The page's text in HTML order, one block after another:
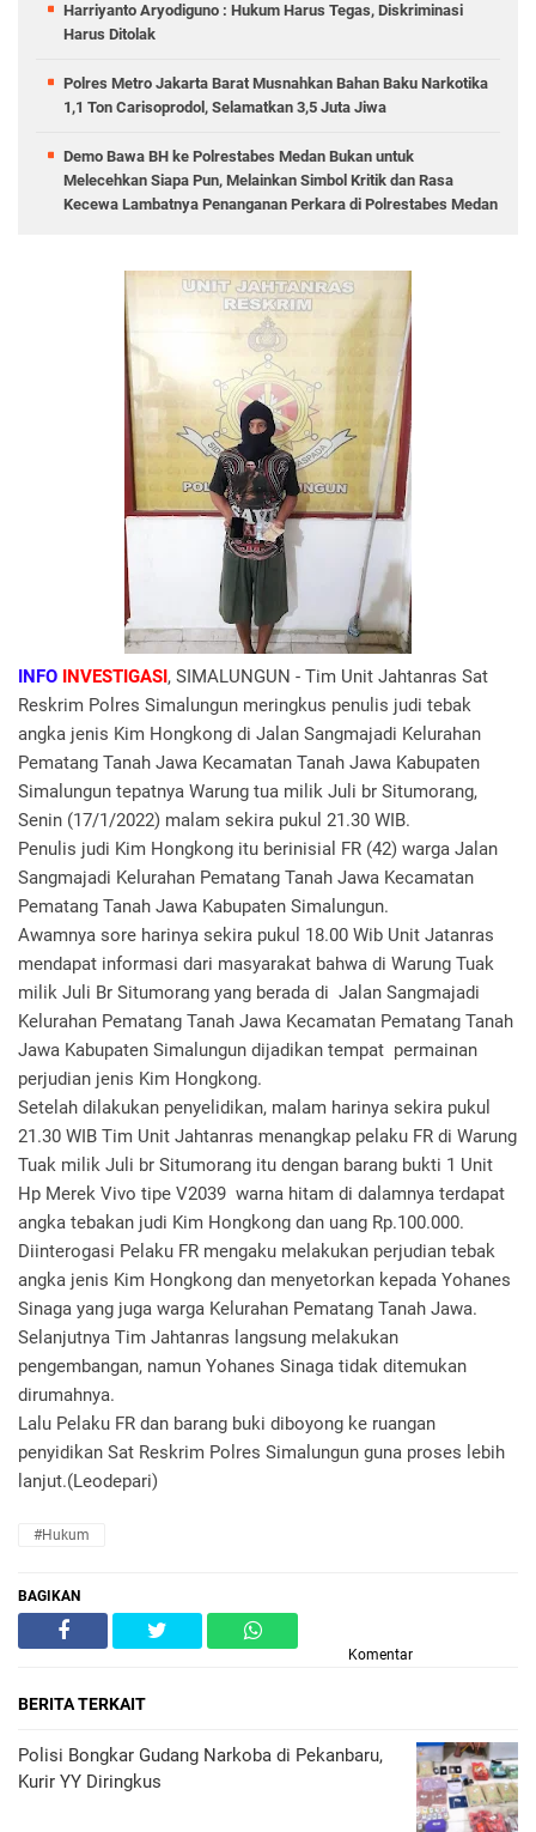
Harriyanto Aryodiguno : Hukum Harus Tegas, Diskriminasi
Harus Ditolak
Polres Metro Jakarta Barat Musnahkan Bahan Baku Narkotika
1,1 Ton Carisoprodol, Selamatkan 3,5 Juta Jiwa
Demo Bawa BH ke Polrestabes Medan Bukan untuk
Melecehkan Siapa Pun, Melainkan Simbol Kritik dan Rasa
Kecewa Lambatnya Penanganan Perkara di Polrestabes Medan
INFO INVESTIGASI , SIMALUNGUN - Tim Unit Jahtanras Sat
Reskrim Polres Simalungun meringkus penulis judi tebak
angka jenis Kim Hongkong di Jalan Sangmajadi Kelurahan
Pematang Tanah Jawa Kecamatan Tanah Jawa Kabupaten
Simalungun tepatnya Warung tua milik Juli br Situmorang,
Senin (17/1/2022) malam sekira pukul 21.30 WIB.
Penulis judi Kim Hongkong itu berinisial FR (42) warga Jalan
Sangmajadi Kelurahan Pematang Tanah Jawa Kecamatan
Pematang Tanah Jawa Kabupaten Simalungun.
Awamnya sore harinya sekira pukul 18.00 Wib Unit Jatanras
mendapat informasi dari masyarakat bahwa di Warung Tuak
milik Juli Br Situmorang yang berada di Jalan Sangmajadi
Kelurahan Pematang Tanah Jawa Kecamatan Pematang Tanah
Jawa Kabupaten Simalungun dijadikan tempat permainan
perjudian jenis Kim Hongkong.
Setelah dilakukan penyelidikan, malam harinya sekira pukul
21.30 WIB Tim Unit Jahtanras menangkap pelaku FR di Warung
Tuak milik Juli br Situmorang itu dengan barang bukti 1 Unit
Hp Merek Vivo tipe V2039 warna hitam di dalamnya terdapat
angka tebakan judi Kim Hongkong dan uang Rp.100.000.
Diinterogasi Pelaku FR mengaku melakukan perjudian tebak
angka jenis Kim Hongkong dan menyetorkan kepada Yohanes
Sinaga yang juga warga Kelurahan Pematang Tanah Jawa.
Selanjutnya Tim Jahtanras langsung melakukan
pengembangan, namun Yohanes Sinaga tidak ditemukan
dirumahnya.
Lalu Pelaku FR dan barang buki diboyong ke ruangan
penyidikan Sat Reskrim Polres Simalungun guna proses lebih
lanjut.(Leodepari)
#Hukum
BAGIKAN
Komentar
BERITA TERKAIT
Polisi Bongkar Gudang Narkoba di Pekanbaru,
Kurir YY Diringkus